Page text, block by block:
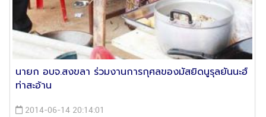
นายก อบจ.สงขลา ร่วมงานการกุศลของมัสยิดนูรุลยันนะฮ์
ท่าสะอ้าน
2014-06-14 20:14:01